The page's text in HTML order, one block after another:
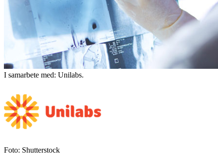
I samarbete med: Unilabs.
Foto: Shutterstock